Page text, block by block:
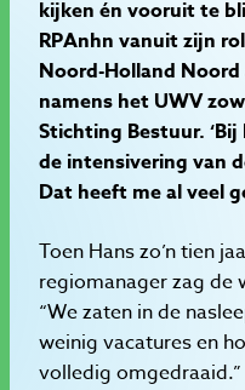
kijken én vooruit te
RPAnhn vanuit zijn
Noord-Holland
namens het UWV
Stichting Bestuur.
de intensivering van
Dat heeft me al veel
Toen Hans zo’n tien
regiomanager zag de
“We zaten in de
weinig vacatures en
volledig omgedraaid.”